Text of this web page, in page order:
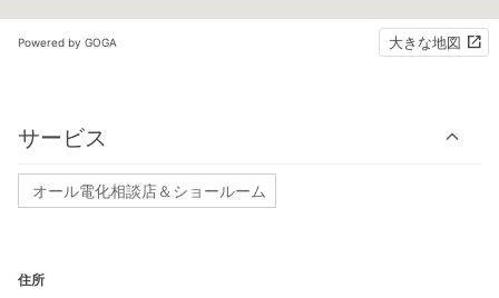
Powered by GOGA 大きな地図
サービス
オール電化相談店＆ショールーム
住所